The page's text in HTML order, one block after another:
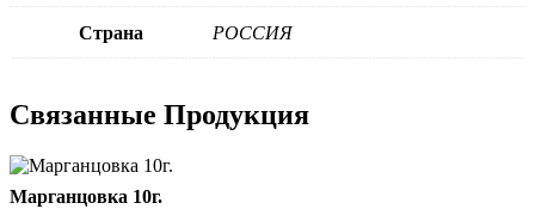
Страна РОССИЯ
Связанные Продукция
Марганцовка 10г.